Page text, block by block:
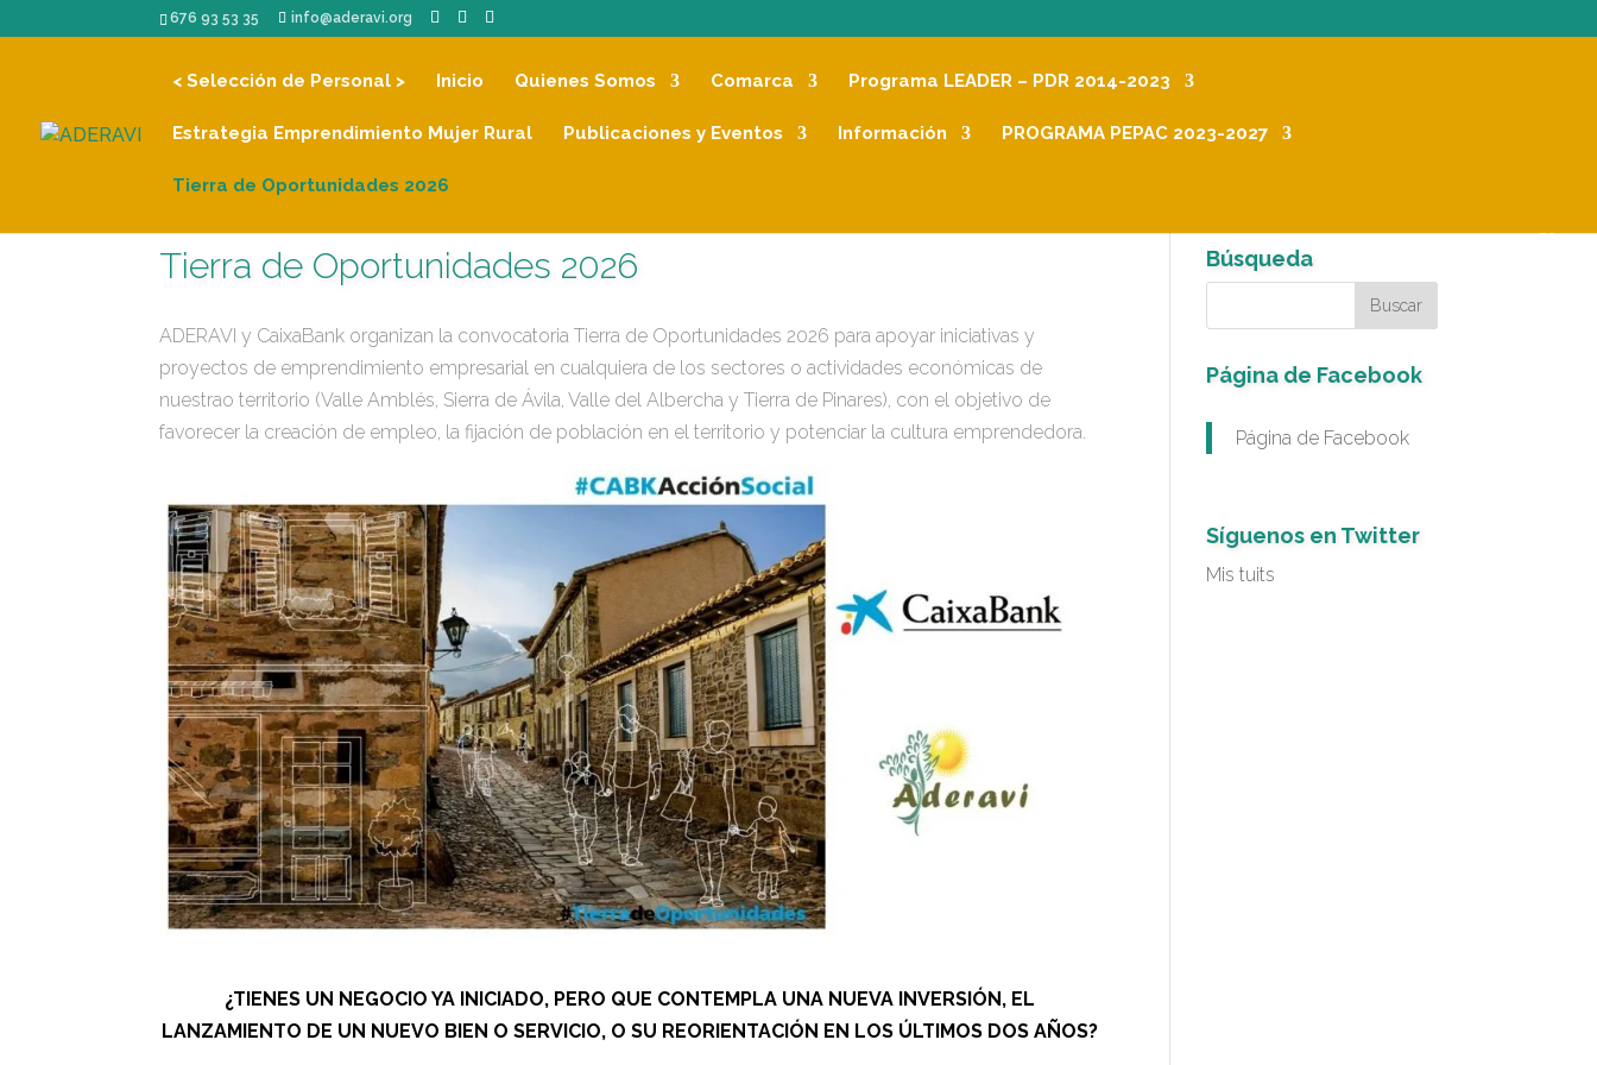
676 93 53 35 info@aderavi.org
< Selección de Personal > Inicio Quienes Somos Comarca Programa LEADER – PDR 2014-2023
Estrategia Emprendimiento Mujer Rural Publicaciones y Eventos Información PROGRAMA PEPAC 2023-2027
Tierra de Oportunidades 2026
Tierra de Oportunidades 2026
ADERAVI y CaixaBank organizan la convocatoria Tierra de Oportunidades 2026 para apoyar iniciativas y
proyectos de emprendimiento empresarial en cualquiera de los sectores o actividades económicas de
nuestrao territorio (Valle Amblés, Sierra de Ávila, Valle del Albercha y Tierra de Pinares), con el objetivo de
favorecer la creación de empleo, la fijación de población en el territorio y potenciar la cultura emprendedora.
¿TIENES UN NEGOCIO YA INICIADO, PERO QUE CONTEMPLA UNA NUEVA INVERSIÓN, EL
LANZAMIENTO DE UN NUEVO BIEN O SERVICIO, O SU REORIENTACIÓN EN LOS ÚLTIMOS DOS AÑOS?
Búsqueda
Página de Facebook
Página de Facebook
Síguenos en Twitter
Mis tuits